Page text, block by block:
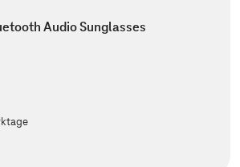
Audio Sunglasses